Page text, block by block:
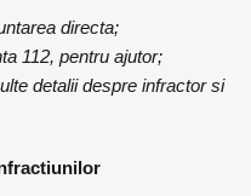
directa;
112, pentru ajutor;
detalii despre infractor si